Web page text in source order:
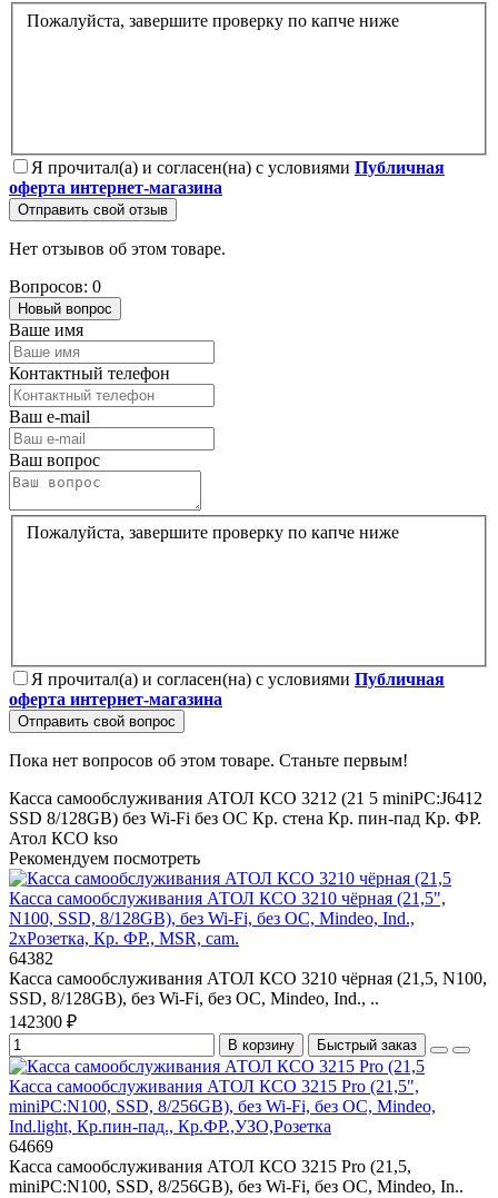
Пожалуйста, завершите проверку по капче ниже
Я прочитал(а) и согласен(на) с условиями Публичная
оферта интернет-магазина
Отправить свой отзыв
Нет отзывов об этом товаре.
Вопросов: 0
Новый вопрос
Ваше имя
Контактный телефон
Ваш e-mail
Ваш вопрос
Пожалуйста, завершите проверку по капче ниже
Я прочитал(а) и согласен(на) с условиями Публичная
оферта интернет-магазина
Отправить свой вопрос
Пока нет вопросов об этом товаре. Станьте первым!
Касса самообслуживания АТОЛ КСО 3212 (21 5 miniPC:J6412
SSD 8/128GB) без Wi-Fi без ОС Кр. стена Кр. пин-пад Кр. ФР.
Атол КСО kso
Рекомендуем посмотреть
Касса самообслуживания АТОЛ КСО 3210 чёрная (21,5",
N100, SSD, 8/128GB), без Wi-Fi, без ОС, Mindeo, Ind.,
2хРозетка, Кр. ФР., MSR, cam.
64382
Касса самообслуживания АТОЛ КСО 3210 чёрная (21,5, N100,
SSD, 8/128GB), без Wi-Fi, без ОС, Mindeo, Ind., ..
142300 ₽
В корзину Быстрый заказ
Касса самообслуживания АТОЛ КСО 3215 Pro (21,5",
miniPC:N100, SSD, 8/256GB), без Wi-Fi, без ОС, Mindeo,
Ind.light, Кр.пин-пад., Кр.ФР.,УЗО,Розетка
64669
Касса самообслуживания АТОЛ КСО 3215 Pro (21,5,
miniPC:N100, SSD, 8/256GB), без Wi-Fi, без ОС, Mindeo, In..